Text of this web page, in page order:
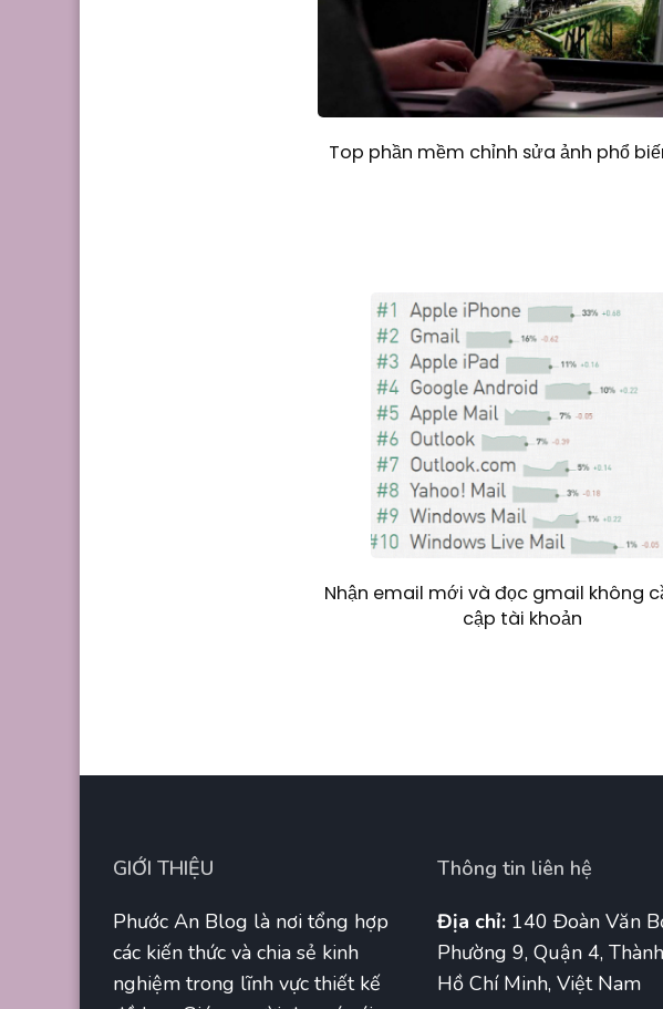
Top phần mềm chỉnh sửa ảnh phổ
Nhận email mới và đọc gmail không
cập tài khoản
GIỚI THIỆU
Phước An Blog là nơi tổng hợp
các kiến thức và chia sẻ kinh
nghiệm trong lĩnh vực thiết kế
Thông tin liên hệ
Địa chỉ: 140 Đoàn Văn
Phường 9, Quận 4,
Hồ Chí Minh, Việt Nam